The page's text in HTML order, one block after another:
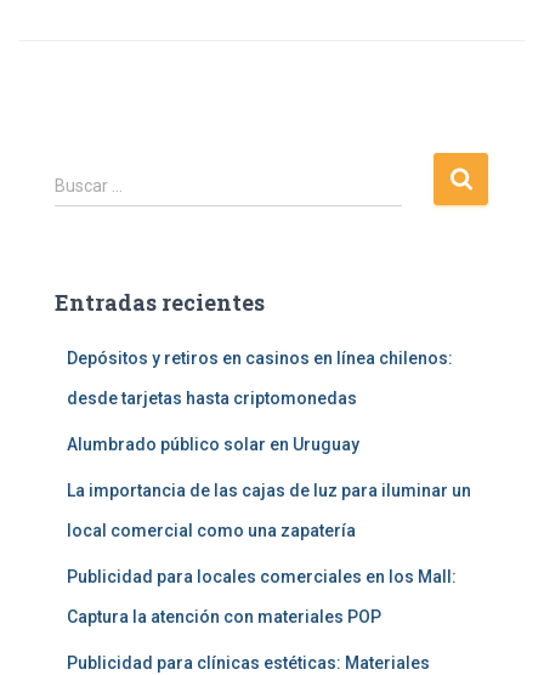
Buscar …
Entradas recientes
Depósitos y retiros en casinos en línea chilenos:
desde tarjetas hasta criptomonedas
Alumbrado público solar en Uruguay
La importancia de las cajas de luz para iluminar un
local comercial como una zapatería
Publicidad para locales comerciales en los Mall:
Captura la atención con materiales POP
Publicidad para clínicas estéticas: Materiales